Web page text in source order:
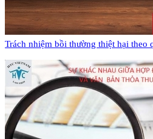
Trách nhiệm bồi thường thiệt hại theo